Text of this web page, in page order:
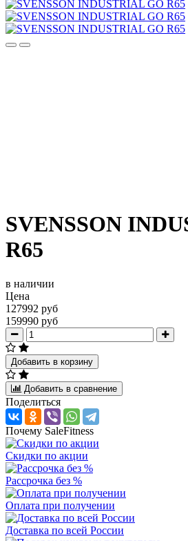
SVENSSON
R65
в наличии
Цена
127992 руб
159990 руб
Добавить в корзину
Добавить в сравнение
Поделиться
Почему SaleFitness
Скидки по акции
Рассрочка без %
Оплата при получении
Доставка по всей России